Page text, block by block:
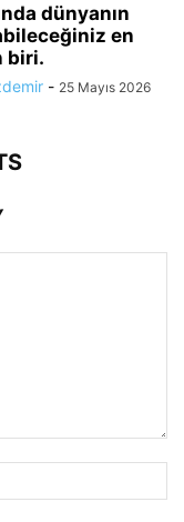
dünyanın
en
biri.
- 25 Mayıs 2026